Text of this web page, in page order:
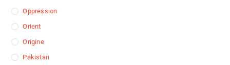
Oppression
Orient
Origine
Pakistan